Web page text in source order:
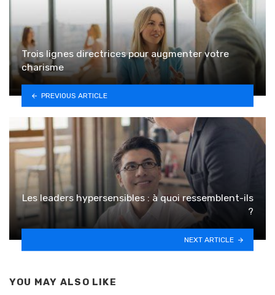
Trois lignes directrices pour augmenter votre
charisme
PREVIOUS ARTICLE
Les leaders hypersensibles : à quoi ressemblent-ils
?
NEXT ARTICLE
YOU MAY ALSO LIKE